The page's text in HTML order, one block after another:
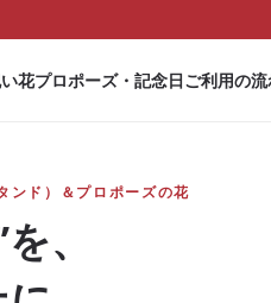
花プロポーズ・記念日ご利用の
ンド）＆プロポーズの花
、